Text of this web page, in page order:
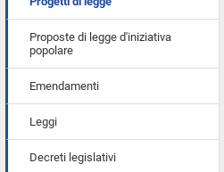
Proposte di legge d'iniziativa
popolare
Emendamenti
Leggi
Decreti legislativi